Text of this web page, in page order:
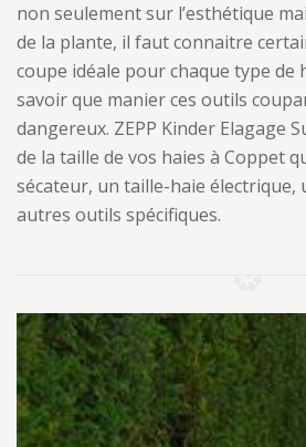
non seulement sur l’esthétique
de la plante, il faut connaitre
coupe idéale pour chaque type de
savoir que manier ces outils
dangereux. ZEPP Kinder Elagage
de la taille de vos haies à Coppet
sécateur, un taille-haie
autres outils spécifiques.